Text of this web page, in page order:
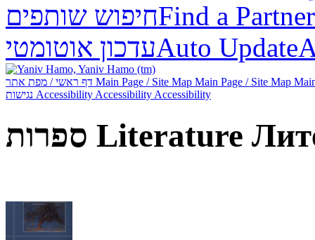
חיפוש שותפיםFind a Partner
עדכון אוטומטיAuto Update
Main Page / Site Map Main Page / Site Map
Accessibility Accessibility Accessibility
ספרות Literature